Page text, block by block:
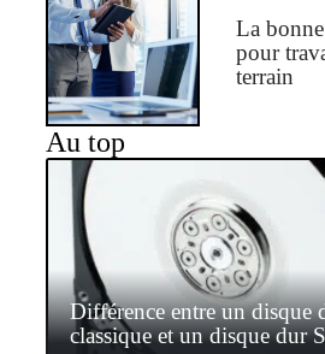
La
pour
terrain
Au top
Différence entre un disque
classique et un disque dur